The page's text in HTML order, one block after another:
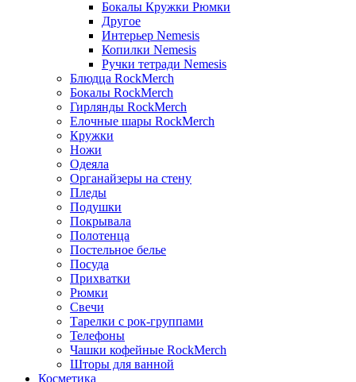
Бокалы Кружки Рюмки
Другое
Интерьер Nemesis
Копилки Nemesis
Ручки тетради Nemesis
Блюдца RockMerch
Бокалы RockMerch
Гирлянды RockMerch
Елочные шары RockMerch
Кружки
Ножи
Одеяла
Органайзеры на стену
Пледы
Подушки
Покрывала
Полотенца
Постельное белье
Посуда
Прихватки
Рюмки
Свечи
Тарелки с рок-группами
Телефоны
Чашки кофейные RockMerch
Шторы для ванной
Косметика